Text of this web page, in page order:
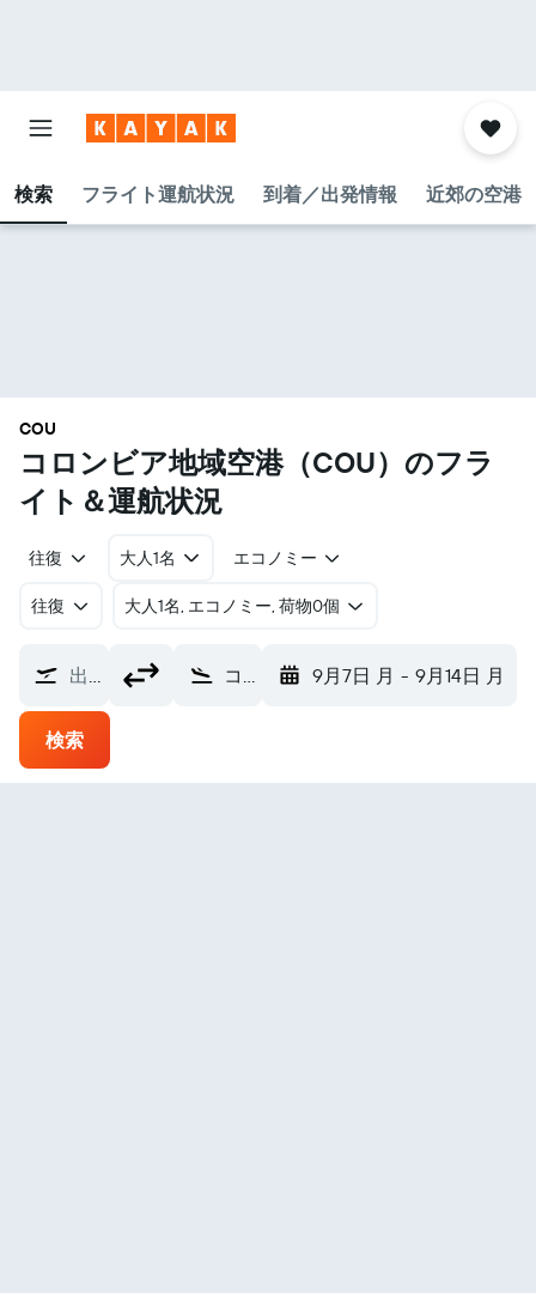
検索 フライト運航状況 到着／出発情報 近郊の空港
COU
コロンビア地域空港​（COU​）のフラ
イト＆運航状況
往復 大人1名 エコノミー
往復 ​大人1名, エコノミー, 荷物0個
出発地 コロンビア地域空港 (COU) 9月7日 月 - 9月14日 月
検索